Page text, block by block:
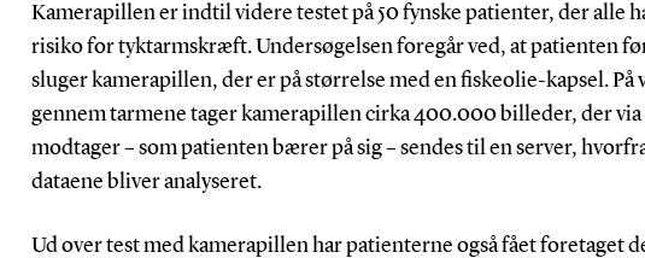
Kamerapillen er indtil videre testet på 50 fynske patienter, der alle
risiko for tyktarmskræft. Undersøgelsen foregår ved, at patienten
sluger kamerapillen, der er på størrelse med en fiskeolie-kapsel. På
gennem tarmene tager kamerapillen cirka 400.000 billeder, der via
modtager – som patienten bærer på sig – sendes til en server,
dataene bliver analyseret.
Ud over test med kamerapillen har patienterne også fået foretaget